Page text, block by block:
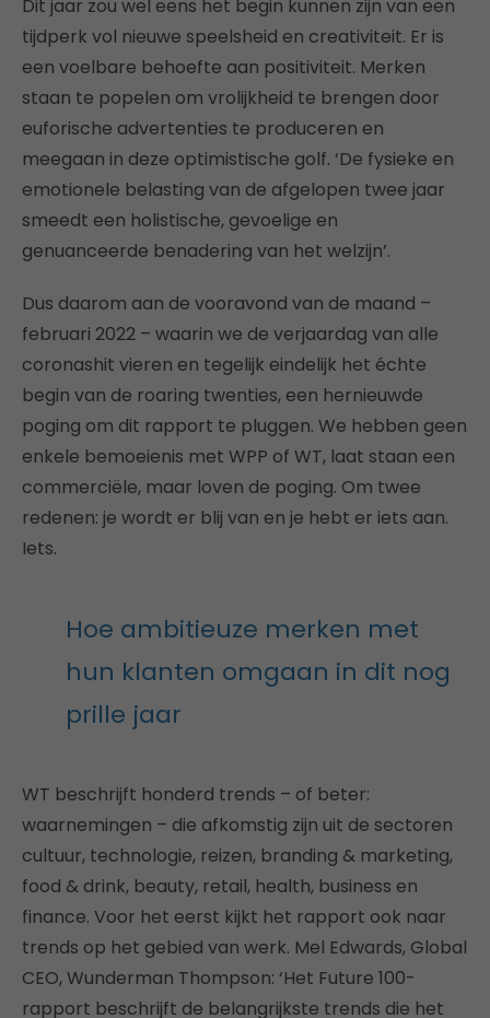
Dit jaar zou wel eens het begin kunnen zijn van een
tijdperk vol nieuwe speelsheid en creativiteit. Er is
een voelbare behoefte aan positiviteit. Merken
staan ​​te popelen om vrolijkheid te brengen door
euforische advertenties te produceren en
meegaan in deze optimistische golf. ‘De fysieke en
emotionele belasting van de afgelopen twee jaar
smeedt een holistische, gevoelige en
genuanceerde benadering van het welzijn’.
Dus daarom aan de vooravond van de maand –
februari 2022 – waarin we de verjaardag van alle
coronashit vieren en tegelijk eindelijk het échte
begin van de roaring twenties, een hernieuwde
poging om dit rapport te pluggen. We hebben geen
enkele bemoeienis met WPP of WT, laat staan een
commerciële, maar loven de poging. Om twee
redenen: je wordt er blij van en je hebt er iets aan.
Iets.
Hoe ambitieuze merken met
hun klanten omgaan in dit nog
prille jaar
WT beschrijft honderd trends – of beter:
waarnemingen – die afkomstig zijn uit de sectoren
cultuur, technologie, reizen, branding & marketing,
food & drink, beauty, retail, health, business en
finance. Voor het eerst kijkt het rapport ook naar
trends op het gebied van werk. Mel Edwards, Global
CEO, Wunderman Thompson: ‘Het Future 100-
rapport beschrijft de belangrijkste trends die het